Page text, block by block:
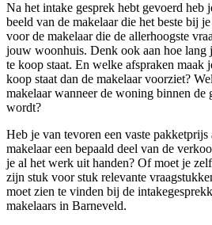
Na het intake gesprek hebt gevoerd heb
beeld van de makelaar die het beste bij
voor de makelaar die de allerhoogste
jouw woonhuis. Denk ook aan hoe lang
te koop staat. En welke afspraken maak
koop staat dan de makelaar voorziet?
makelaar wanneer de woning binnen de
wordt?
Heb je van tevoren een vaste
makelaar een bepaald deel van de
je al het werk uit handen? Of moet je
zijn stuk voor stuk relevante
moet zien te vinden bij de
makelaars in Barneveld.